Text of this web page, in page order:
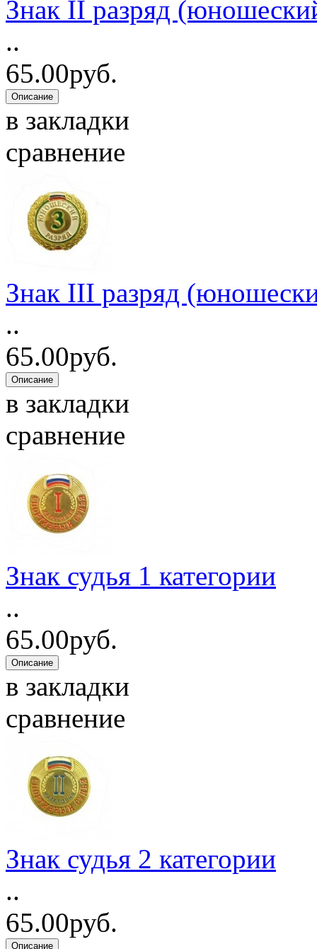
Знак II разряд
..
65.00руб.
в закладки
сравнение
Знак III разряд
..
65.00руб.
в закладки
сравнение
Знак судья 1 категории
..
65.00руб.
в закладки
сравнение
Знак судья 2 категории
..
65.00руб.